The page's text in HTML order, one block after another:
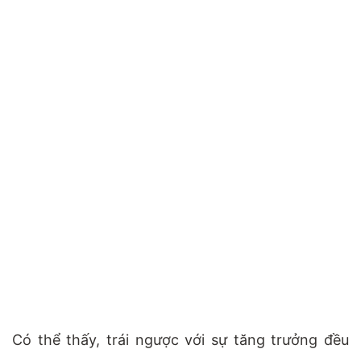
Có thể thấy, trái ngược với sự tăng trưởng đều